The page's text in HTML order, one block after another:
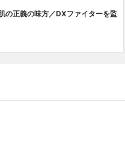
の正義の味方／DXファイターを監